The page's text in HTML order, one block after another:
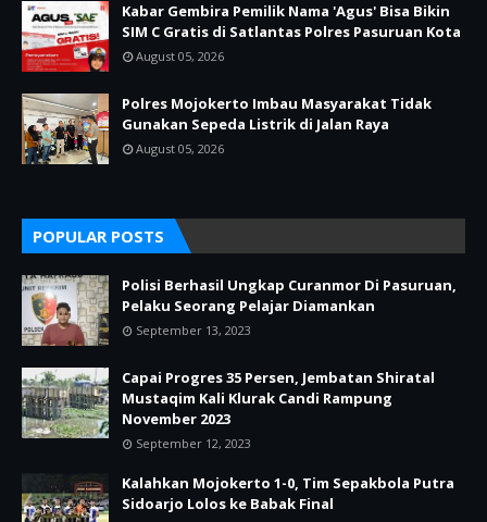
Kabar Gembira Pemilik Nama 'Agus' Bisa Bikin
SIM C Gratis di Satlantas Polres Pasuruan Kota
August 05, 2026
Polres Mojokerto Imbau Masyarakat Tidak
Gunakan Sepeda Listrik di Jalan Raya
August 05, 2026
POPULAR POSTS
Polisi Berhasil Ungkap Curanmor Di Pasuruan,
Pelaku Seorang Pelajar Diamankan
September 13, 2023
Capai Progres 35 Persen, Jembatan Shiratal
Mustaqim Kali Klurak Candi Rampung
November 2023
September 12, 2023
Kalahkan Mojokerto 1-0, Tim Sepakbola Putra
Sidoarjo Lolos ke Babak Final